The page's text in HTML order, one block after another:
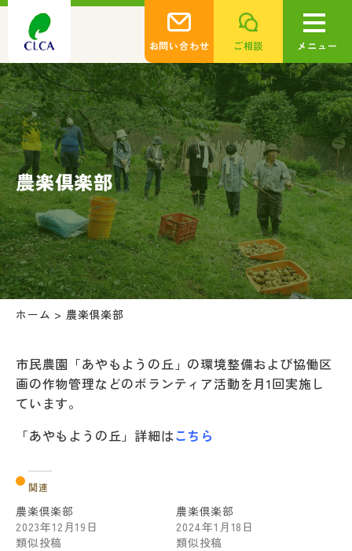
お問い合わせ ご相談 メニュー
農楽倶楽部
ホーム > 農楽倶楽部
市民農園「あやもようの丘」の環境整備および協働区
画の作物管理などのボランティア活動を月1回実施し
ています。
「あやもようの丘」詳細はこちら
関連
農楽倶楽部
2023年12月19日
類似投稿
農楽倶楽部
2024年1月18日
類似投稿